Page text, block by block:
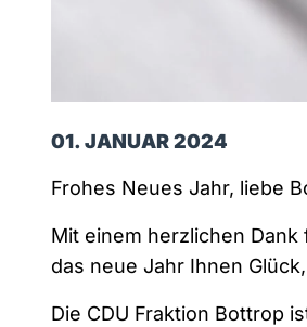
01. JANUAR 2024
Frohes Neues Jahr, liebe
Mit einem herzlichen
das neue Jahr Ihnen
Die CDU Fraktion Bottrop